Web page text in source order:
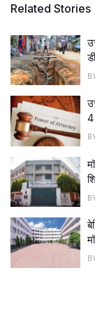
Related Stories
4